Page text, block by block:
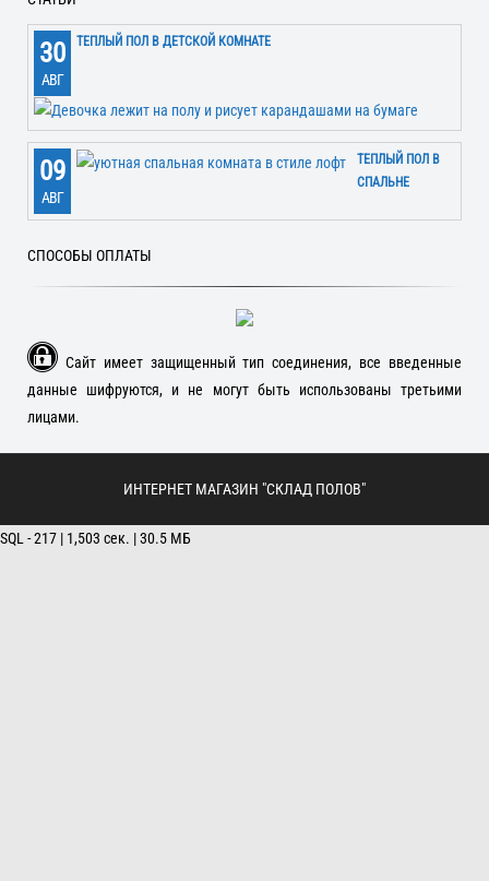
30
АВГ
ТЕПЛЫЙ ПОЛ В ДЕТСКОЙ КОМНАТЕ
09
АВГ
ТЕПЛЫЙ ПОЛ В
СПАЛЬНЕ
СПОСОБЫ ОПЛАТЫ
Сайт имеет защищенный тип соединения, все введенные
данные шифруются, и не могут быть использованы третьими
лицами.
ИНТЕРНЕТ МАГАЗИН "СКЛАД ПОЛОВ"
SQL - 217 | 1,503 сек. | 30.5 МБ